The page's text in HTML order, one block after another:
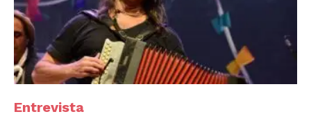
Entrevista